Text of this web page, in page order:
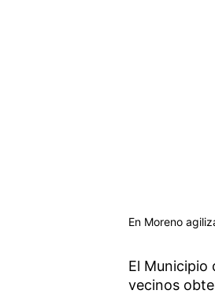
En Moreno
El Municipio
vecinos